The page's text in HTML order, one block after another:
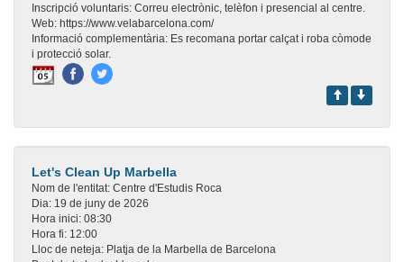
Inscripció voluntaris: Correu electrònic, telèfon i presencial al centre.
Web: https://www.velabarcelona.com/
Informació complementària: Es recomana portar calçat i roba còmode
i protecció solar.
Let's Clean Up Marbella
Nom de l'entitat: Centre d'Estudis Roca
Dia: 19 de juny de 2026
Hora inici: 08:30
Hora fi: 12:00
Lloc de neteja: Platja de la Marbella de Barcelona